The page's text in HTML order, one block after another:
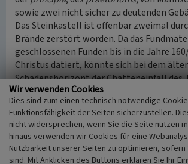
sowie zwei nicht sicher zu deutenden
Das Steinkastell ist offenbar zweimal
Brände zerstört worden. Da das
geschlossenen Funden bis in die Jahre
Christus datiert, könnte sich bei dem
Schadenshorizont der Chatteneinfall des
ausgewirkt haben. Ob bei dem sich
Wiederaufbau der bis in das frühe dritte
weiterbestehenden Anlage der äußere
aufgegeben worden ist, bleibt leider
Zerstörung könnte mit den Ereignissen
zusammenhängen.
Wir verwenden Cookies
Dies sind zum einen technisch notwendige
Funktionsfähigkeit der Seiten sicherzustellen.
nicht widersprechen, wenn Sie die Seite nutzen
hinaus verwenden wir Cookies für eine
Nutzbarkeit unserer Seiten zu optimieren,
sind. Mit Anklicken des Buttons erklären Sie Ihr